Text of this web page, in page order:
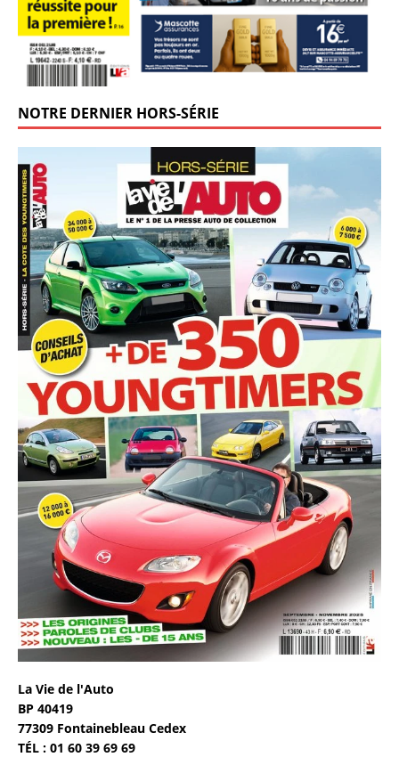
NOTRE DERNIER HORS-SÉRIE
La Vie de l'Auto
BP 40419
77309 Fontainebleau Cedex
TÉL : 01 60 39 69 69